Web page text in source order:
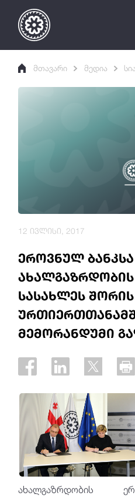
მთავარი მედია
ეროვნულ
სასახლეს შორის
მემორანდუმი
12 ივლისი, 2017
ახალგაზრდობის